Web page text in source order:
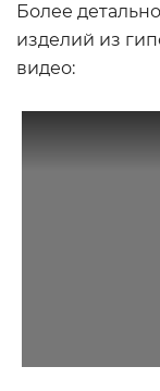
Более
изделий из
видео: